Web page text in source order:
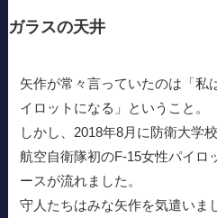
ガラスの天井
矢作が常々言っていたのは「私
イロットになる」ということ。
しかし、2018年8月に防衛大学
航空自衛隊初のF-15女性パイロ
ースが流れました。
守人たちはみな矢作を気遣いま